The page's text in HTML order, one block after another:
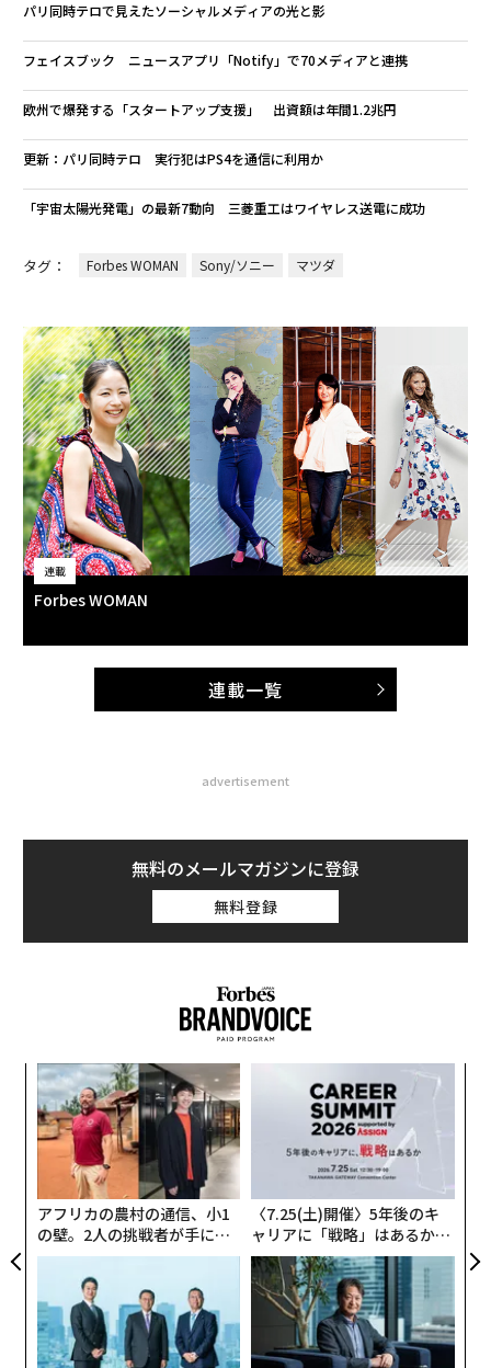
パリ同時テロで見えたソーシャルメディアの光と影
フェイスブック ニュースアプリ「Notify」で70メディアと連携
欧州で爆発する「スタートアップ支援」 出資額は年間1.2兆円
更新：パリ同時テロ 実行犯はPS4を通信に利用か
「宇宙太陽光発電」の最新7動向 三菱重工はワイヤレス送電に成功
タグ： Forbes WOMAN Sony/ソニー マツダ
連載
Forbes WOMAN
連載一覧
advertisement
無料のメールマガジンに登録
無料登録
アフリカの農村の通信、小1
の壁。2人の挑戦者が手にし
た「次なる武器」
〈7.25(土)開催〉5年後のキ
ャリアに「戦略」はあるか。
トップエグゼクティブのキャ
リアに触れる1日│CAREER S
UMMIT 2026